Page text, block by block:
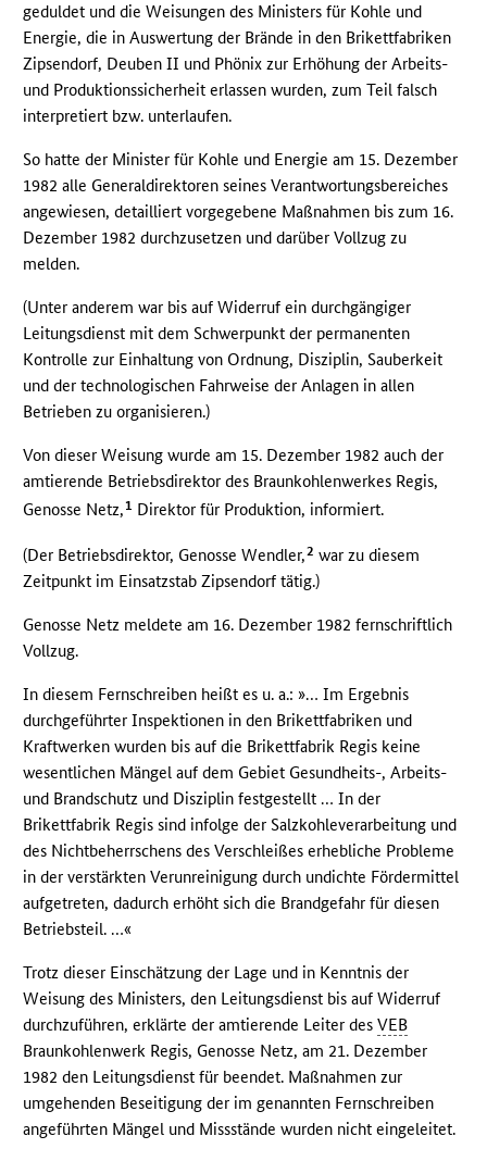
geduldet und die Weisungen des Ministers für Kohle und
Energie, die in Auswertung der Brände in den Brikettfabriken
Zipsendorf, Deuben II und Phönix zur Erhöhung der Arbeits-
und Produktionssicherheit erlassen wurden, zum Teil falsch
interpretiert bzw. unterlaufen.
So hatte der Minister für Kohle und Energie am 15. Dezember
1982 alle Generaldirektoren seines Verantwortungsbereiches
angewiesen, detailliert vorgegebene Maßnahmen bis zum 16.
Dezember 1982 durchzusetzen und darüber Vollzug zu
melden.
(Unter anderem war bis auf Widerruf ein durchgängiger
Leitungsdienst mit dem Schwerpunkt der permanenten
Kontrolle zur Einhaltung von Ordnung, Disziplin, Sauberkeit
und der technologischen Fahrweise der Anlagen in allen
Betrieben zu organisieren.)
Von dieser Weisung wurde am 15. Dezember 1982 auch der
amtierende Betriebsdirektor des Braunkohlenwerkes Regis,
Genosse Netz,1 Direktor für Produktion, informiert.
(Der Betriebsdirektor, Genosse Wendler,2 war zu diesem
Zeitpunkt im Einsatzstab Zipsendorf tätig.)
Genosse Netz meldete am 16. Dezember 1982 fernschriftlich
Vollzug.
In diesem Fernschreiben heißt es u. a.: »… Im Ergebnis
durchgeführter Inspektionen in den Brikettfabriken und
Kraftwerken wurden bis auf die Brikettfabrik Regis keine
wesentlichen Mängel auf dem Gebiet Gesundheits-, Arbeits-
und Brandschutz und Disziplin festgestellt … In der
Brikettfabrik Regis sind infolge der Salzkohleverarbeitung und
des Nichtbeherrschens des Verschleißes erhebliche Probleme
in der verstärkten Verunreinigung durch undichte Fördermittel
aufgetreten, dadurch erhöht sich die Brandgefahr für diesen
Betriebsteil. …«
Trotz dieser Einschätzung der Lage und in Kenntnis der
Weisung des Ministers, den Leitungsdienst bis auf Widerruf
durchzuführen, erklärte der amtierende Leiter desVEB
Braunkohlenwerk Regis, Genosse Netz, am 21. Dezember
1982 den Leitungsdienst für beendet. Maßnahmen zur
umgehenden Beseitigung der im genannten Fernschreiben
angeführten Mängel und Missstände wurden nicht eingeleitet.